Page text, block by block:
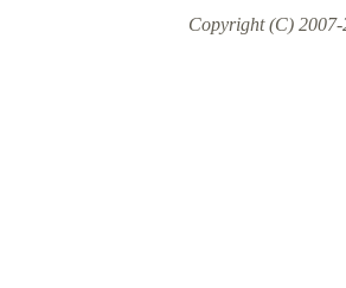
Copyright (C) 2007-